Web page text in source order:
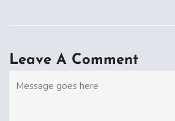
Leave A Comment